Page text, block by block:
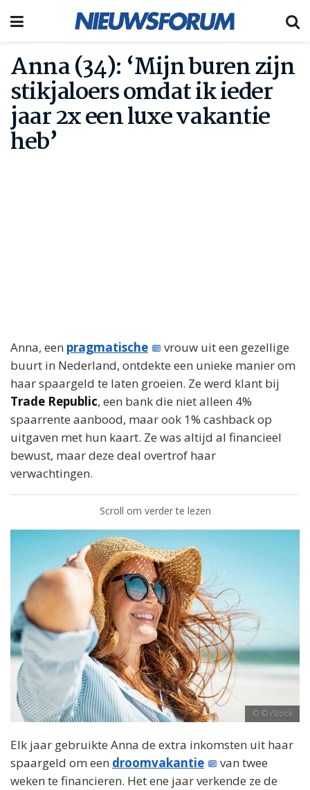
Anna (34): ‘Mijn buren zijn
stikjaloers omdat ik ieder
jaar 2x een luxe vakantie
heb’
Anna, een pragmatische
vrouw uit een gezellige
buurt in Nederland, ontdekte een unieke manier om
haar spaargeld te laten groeien. Ze werd klant bij
Trade Republic, een bank die niet alleen 4%
spaarrente aanbood, maar ook 1% cashback op
uitgaven met hun kaart. Ze was altijd al financieel
bewust, maar deze deal overtrof haar
verwachtingen.
Scroll om verder te lezen
© iStock
Elk jaar gebruikte Anna de extra inkomsten uit haar
spaargeld om een droomvakantie
van twee
weken te financieren. Het ene jaar verkende ze de